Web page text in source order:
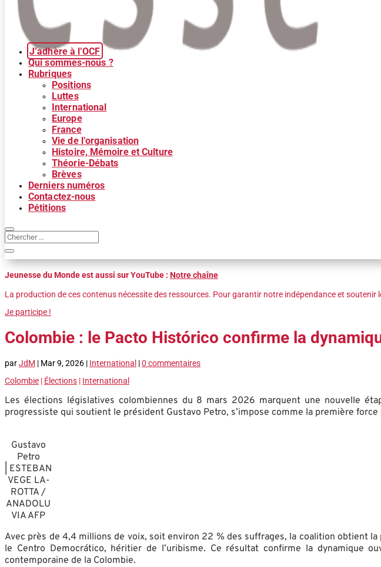
J’adhère à l’OCF
Qui sommes-nous ?
Rubriques
Positions
Luttes
International
Europe
France
Vie de l’organisation
Histoire, Mémoire et Culture
Théorie-Débats
Brèves
Derniers numéros
Contactez-nous
Pétitions
Jeunesse du Monde est aussi sur YouTube : Notre chaîne
La production de ces contenus nécessite des ressources. Pour garantir notre indépendance et
Je participe !
Colombie : le Pacto Histórico confirme la
parJdM | Mar 9, 2026 | International |0 commentaires
Colombie | Élections | International
Les élections législatives colombiennes du 8 mars 2026 marquent une nouvelle
progressiste qui soutient le président Gustavo Petro, s’impose comme la première
Gustavo
Petro
| ESTEBAN
VEGE LA-
ROTTA /
ANADOLU
VIA AFP
Avec près de 4,4 millions de voix, soit environ 22 % des suffrages, la coalition obtient
le Centro Democrático, héritier de l’uribisme. Ce résultat confirme la dynamique
contemporaine de la Colombie.